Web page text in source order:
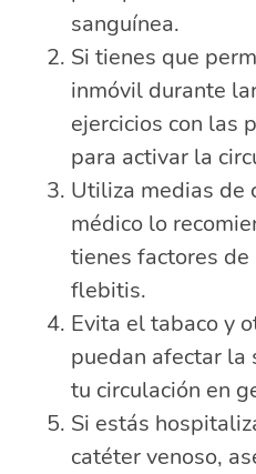
sanguínea.
Si tienes que
inmóvil durante
ejercicios con las
para activar la
Utiliza medias de
médico lo
tienes factores
flebitis.
Evita el tabaco y
puedan afectar la
tu circulación en
Si estás
catéter venoso,